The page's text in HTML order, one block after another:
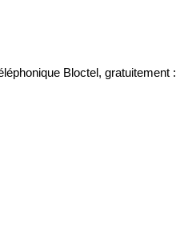
Bloctel, gratuitement :